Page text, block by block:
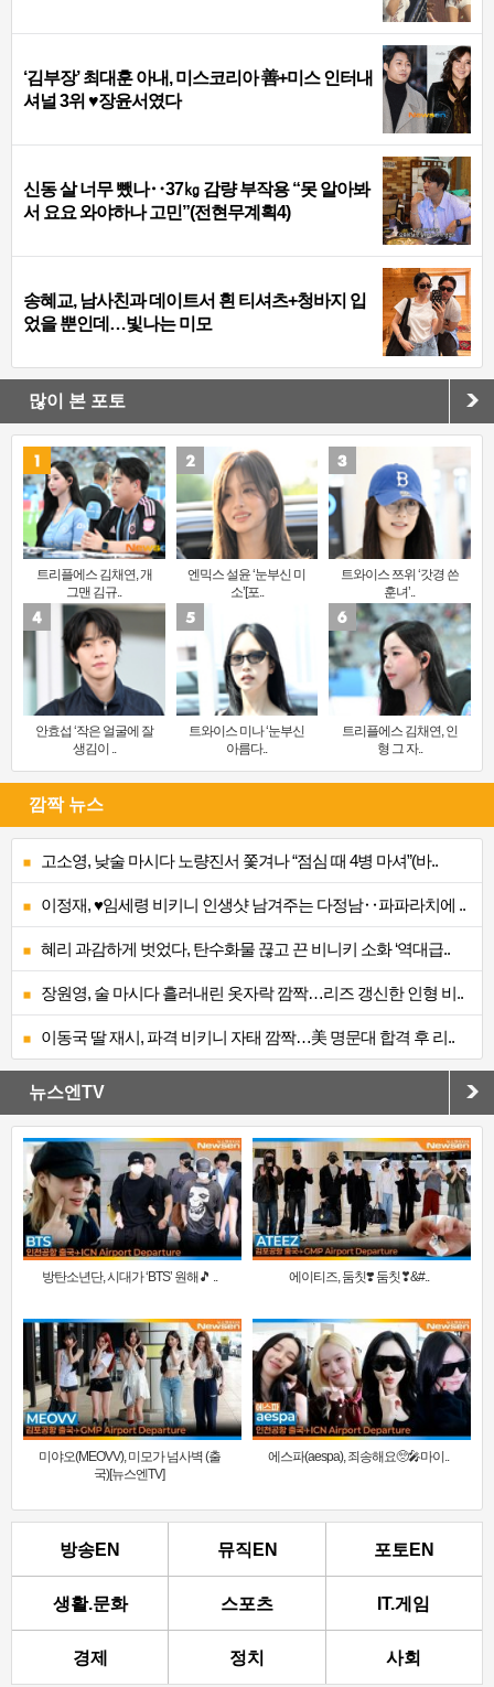
‘김부장’ 최대훈 아내, 미스코리아 善+미스 인터내
셔널 3위 ♥장윤서였다
신동 살 너무 뺐나‥37㎏ 감량 부작용 “못 알아봐
서 요요 와야하나 고민”(전현무계획4)
송혜교, 남사친과 데이트서 흰 티셔츠+청바지 입
었을 뿐인데…빛나는 미모
많이 본 포토
트리플에스 김채연, 개
그맨 김규..
엔믹스 설윤 ‘눈부신 미
소’[포..
트와이스 쯔위 ‘갓경 쓴
훈녀’..
안효섭 ‘작은 얼굴에 잘
생김이 ..
트와이스 미나 ‘눈부신
아름다..
트리플에스 김채연, 인
형 그 자..
깜짝 뉴스
고소영, 낮술 마시다 노량진서 쫓겨나 “점심 때 4병 마셔”(바..
이정재, ♥임세령 비키니 인생샷 남겨주는 다정남‥파파라치에 ..
혜리 과감하게 벗었다, 탄수화물 끊고 끈 비니키 소화 ‘역대급..
장원영, 술 마시다 흘러내린 옷자락 깜짝…리즈 갱신한 인형 비..
이동국 딸 재시, 파격 비키니 자태 깜짝…美 명문대 합격 후 리..
뉴스엔TV
방탄소년단, 시대가 ‘BTS’ 원해🎵 .. 에이티즈, 둠칫❣️ 둠칫❣&#..
미야오(MEOVV), 미모가 넘사벽 (출
국)[뉴스엔TV]
에스파(aespa), 죄송해요🥺🎤마이..
방송EN 뮤직EN 포토EN
생활.문화 스포츠 IT.게임
경제 정치 사회